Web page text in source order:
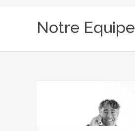
Notre Equipe